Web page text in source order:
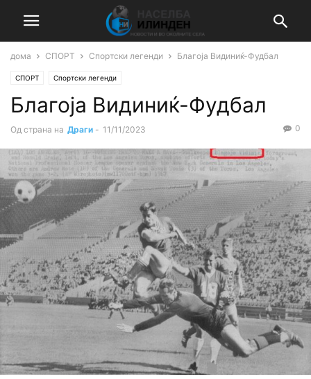
дома СПОРТ Спортски легенди Благоја Видиниќ-Фудбал
СПОРТ Спортски легенди
Благоја Видиниќ-Фудбал
Од страна на Драги - 11/11/2023 0